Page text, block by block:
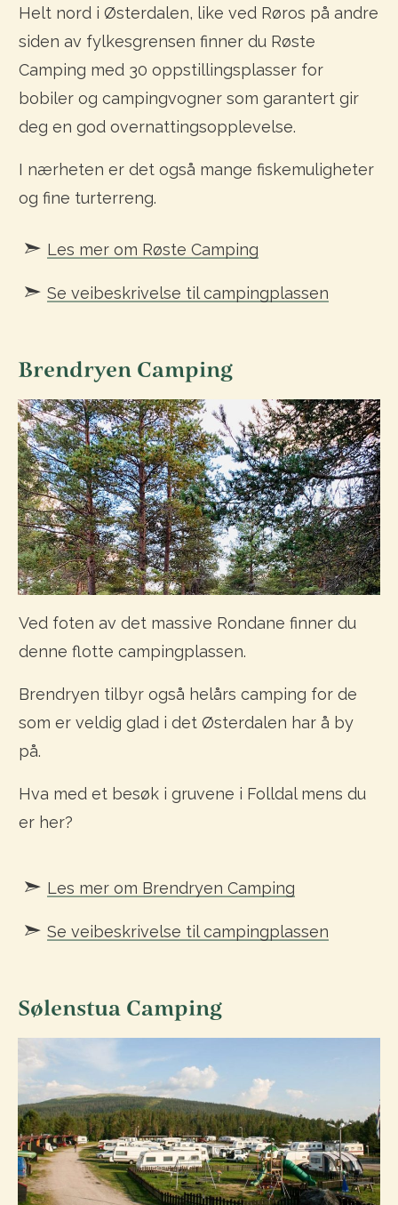
Helt nord i Østerdalen, like ved Røros på andre
siden av fylkesgrensen finner du Røste
Camping med 30 oppstillingsplasser for
bobiler og campingvogner som garantert gir
deg en god overnattingsopplevelse.
I nærheten er det også mange fiskemuligheter
og fine turterreng.
Les mer om Røste Camping
Se veibeskrivelse til campingplassen
Brendryen Camping
Ved foten av det massive Rondane finner du
denne flotte campingplassen.
Brendryen tilbyr også helårs camping for de
som er veldig glad i det Østerdalen har å by
på.
Hva med et besøk i gruvene i Folldal mens du
er her?
Les mer om Brendryen Camping
Se veibeskrivelse til campingplassen
Sølenstua Camping